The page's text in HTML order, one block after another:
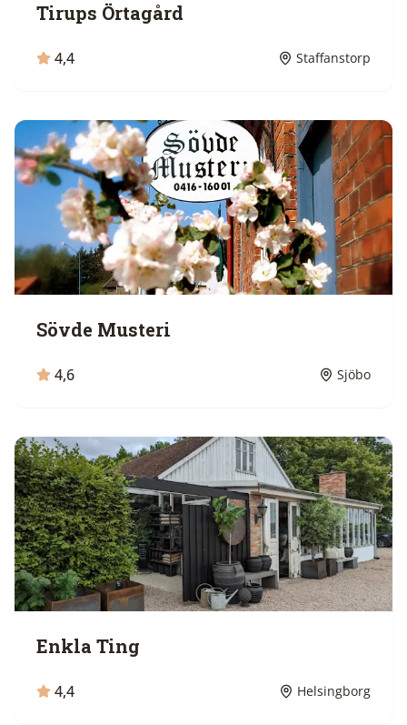
Tirups Örtagård
4,4 Staffanstorp
Sövde Musteri
4,6 Sjöbo
Enkla Ting
4,4 Helsingborg